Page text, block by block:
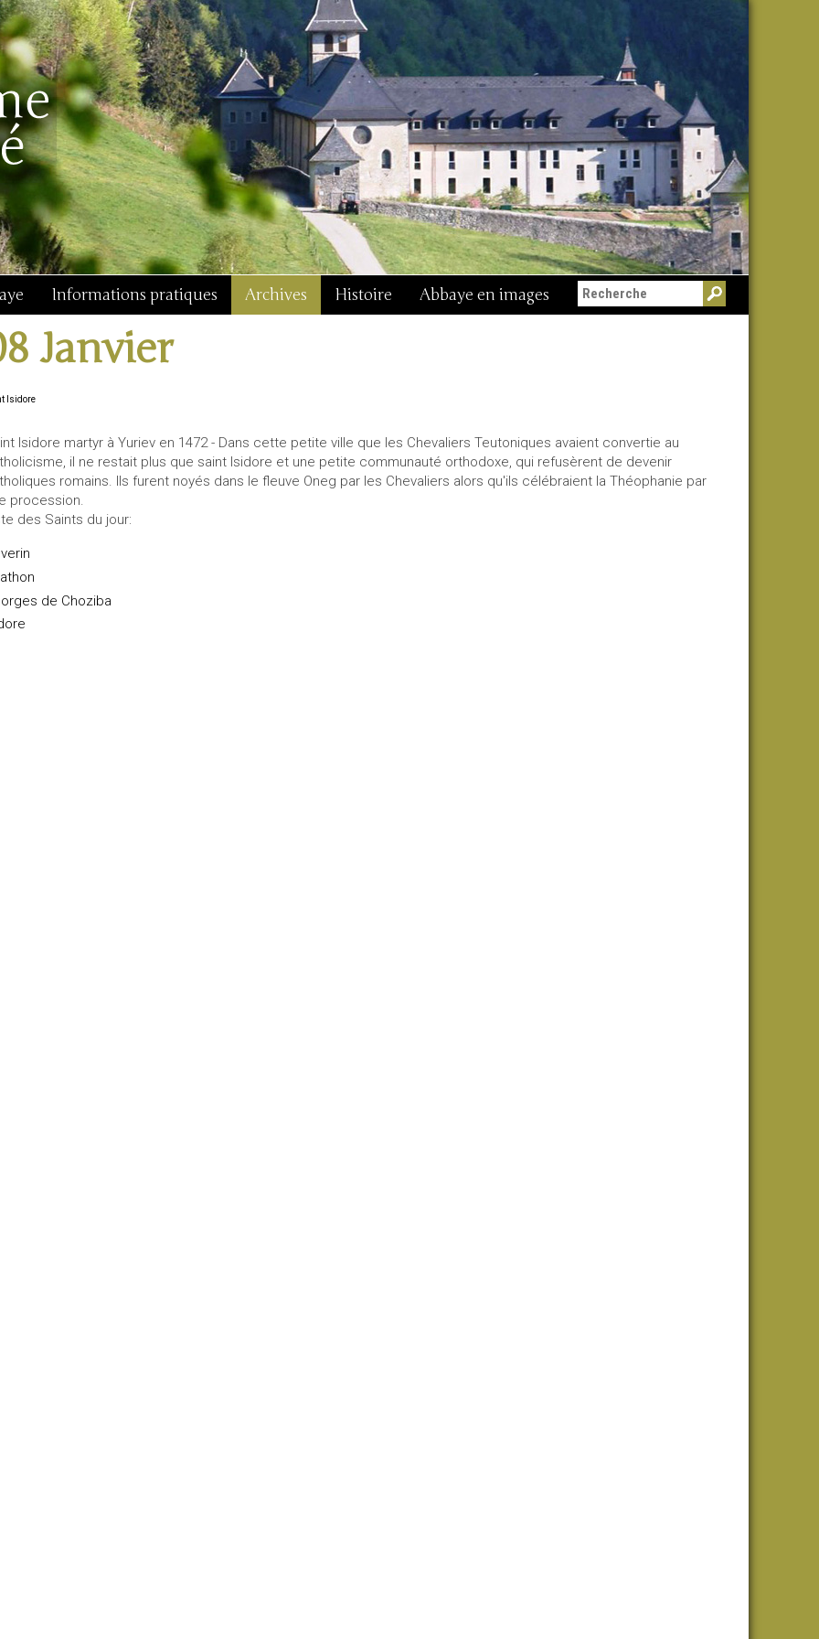
Informations pratiques Archives Histoire Abbaye en images
Janvier
Isidore
Isidore martyr à Yuriev en 1472 - Dans cette petite ville que les Chevaliers Teutoniques avaient convertie au
il ne restait plus que saint Isidore et une petite communauté orthodoxe, qui refusèrent de devenir
romains. Ils furent noyés dans le fleuve Oneg par les Chevaliers alors qu'ils célébraient la Théophanie par
procession.
des Saints du jour:
de Choziba